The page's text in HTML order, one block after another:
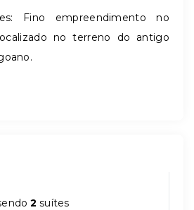
Fino empreendimento no
no terreno do antigo
2 suítes